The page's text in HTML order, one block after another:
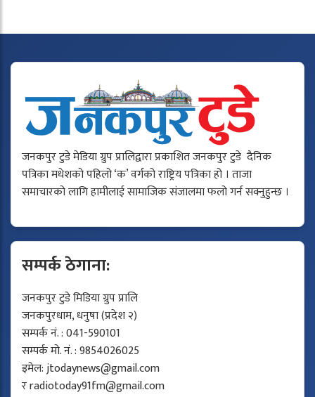
जनकपुर टुडे मेडिया ग्रुप प्रालिद्वारा प्रकाशित जनकपुर टुडे दैनिक
पत्रिका मधेशको पहिलो ‘क’ वर्गको राष्ट्रिय पत्रिका हो । ताजा
समाचारको लागि हामीलाई सामाजिक संजालमा फलो गर्न सक्नुहुन्छ ।
सम्पर्क ठेगाना:
जनकपुर टुडे मिडिया ग्रुप प्रालि
जनकपुरधाम, धनुषा (प्रदेश २)
सम्पर्क नं. : 041-590101
सम्पर्क मो. नं. : 9854026025
इमेल:jtodaynews@gmail.com
रradiotoday91fm@gmail.com